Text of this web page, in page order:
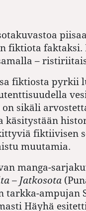
fiktiota faktaksi.
–
fiktiosta pyrkii
sikäli
käsitystään
fiktiivisen
muutamia.
manga-
– Jatkosota
tarkka-ampujan
Häyhä